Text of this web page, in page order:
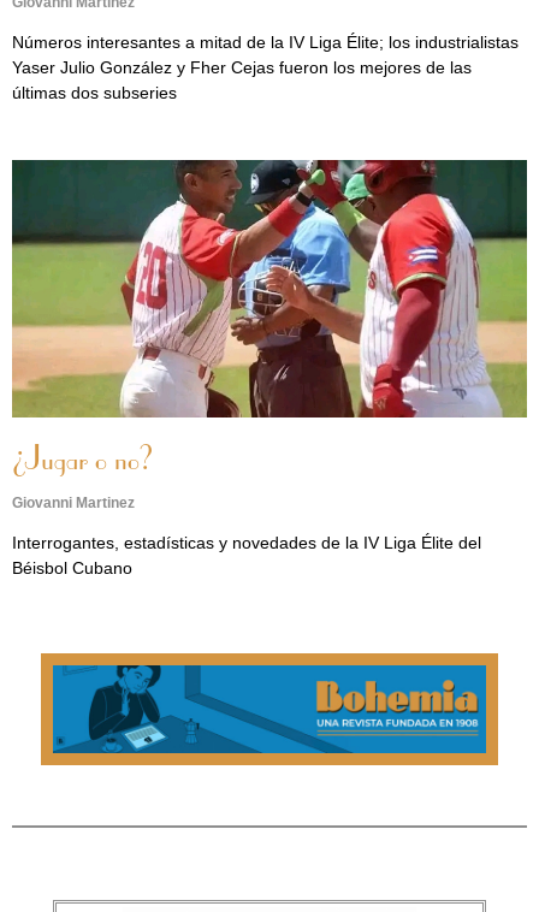
Números interesantes a mitad de la IV Liga Élite; los industrialistas
Yaser Julio González y Fher Cejas fueron los mejores de las
últimas dos subseries
¿Jugar o no?
Giovanni Martinez
Interrogantes, estadísticas y novedades de la IV Liga Élite del
Béisbol Cubano